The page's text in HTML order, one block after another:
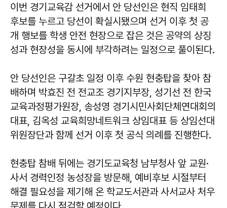
이번 경기교육감 선거에서 안 당선인은 현직 임태희
후보를 누르고 당선이 확실시됐으며 선거 이후 첫 공
개 행보를 학생 안전 현장으로 잡은 것은 공약의 상징
성과 현장성을 동시에 부각하려는 일정으로 풀이된다.
안 당선인은 구갈초 일정 이후 수원 현충탑을 찾아 참
배하며 박효진 전 전교조 경기지부장, 성기선 전 한국
교육과정평가원장, 송성영 경기시민사회단체연대회의
대표, 김옥성 교육희망네트워크 상임대표 등 상임선대
위원장단과 함께 선거 이후 첫 공식 의례를 진행한다.
현충탑 참배 뒤에는 경기도교육청 남부청사 앞 교원·
사서 경력인정 농성장을 방문해, 예비후보 시절부터
해결 필요성을 제기해 온 학교도서관과 사서교사 처우